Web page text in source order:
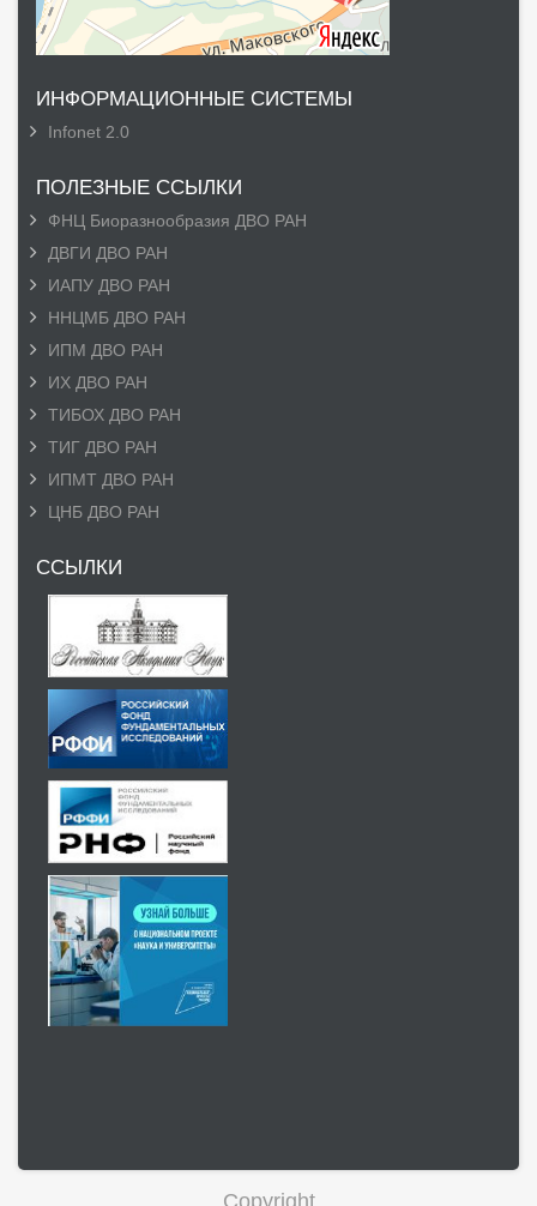
ИНФОРМАЦИОННЫЕ СИСТЕМЫ
Infonet 2.0
ПОЛЕЗНЫЕ ССЫЛКИ
ФНЦ Биоразнообразия ДВО РАН
ДВГИ ДВО РАН
ИАПУ ДВО РАН
ННЦМБ ДВО РАН
ИПМ ДВО РАН
ИХ ДВО РАН
ТИБОХ ДВО РАН
ТИГ ДВО РАН
ИПМТ ДВО РАН
ЦНБ ДВО РАН
ССЫЛКИ
Copyright